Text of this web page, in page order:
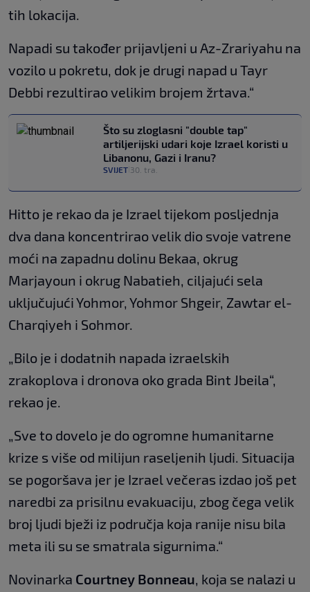
tih lokacija.
Napadi su također prijavljeni u Az-Zrariyahu na
vozilo u pokretu, dok je drugi napad u Tayr
Debbi rezultirao velikim brojem žrtava.“
Što su zloglasni "double tap"
artiljerijski udari koje Izrael koristi u
Libanonu, Gazi i Iranu?
SVIJET 30. tra.
Hitto je rekao da je Izrael tijekom posljednja
dva dana koncentrirao velik dio svoje vatrene
moći na zapadnu dolinu Bekaa, okrug
Marjayoun i okrug Nabatieh, ciljajući sela
uključujući Yohmor, Yohmor Shgeir, Zawtar el-
Charqiyeh i Sohmor.
„Bilo je i dodatnih napada izraelskih
zrakoplova i dronova oko grada Bint Jbeila“,
rekao je.
„Sve to dovelo je do ogromne humanitarne
krize s više od milijun raseljenih ljudi. Situacija
se pogoršava jer je Izrael večeras izdao još pet
naredbi za prisilnu evakuaciju, zbog čega velik
broj ljudi bježi iz područja koja ranije nisu bila
meta ili su se smatrala sigurnima.“
Novinarka Courtney Bonneau, koja se nalazi u